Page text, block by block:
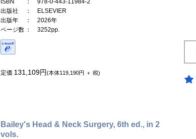
出版社
： ELSEVIER
出版年
： 2026年
ページ数 ： 3252pp.
定価 131,109円(本体119,190円 ＋ 税)
Bailey's Head & Neck Surgery, 6th ed., in 2
vols.